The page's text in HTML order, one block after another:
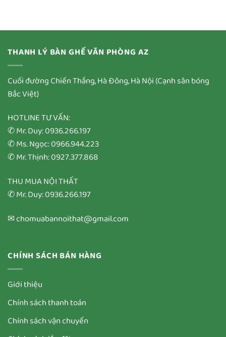
THANH LÝ BÀN GHẾ VĂN PHÒNG AZ
Cuối đường Chiến Thắng, Hà Đông, Hà Nội (Cạnh sân bóng
Bắc Việt)
HOTLINE TƯ VẤN:
✆ Mr. Duy: 0936.266.197
✆ Ms. Ngọc: 0966.944.223
✆ Mr. Thịnh: 0927.377.868
THU MUA NỘI THẤT
✆ Mr. Duy: 0936.266.197
✉ chomuabannoithat@gmail.com
CHÍNH SÁCH BÁN HÀNG
Giới thiệu
Chính sách thanh toán
Chính sách vận chuyển